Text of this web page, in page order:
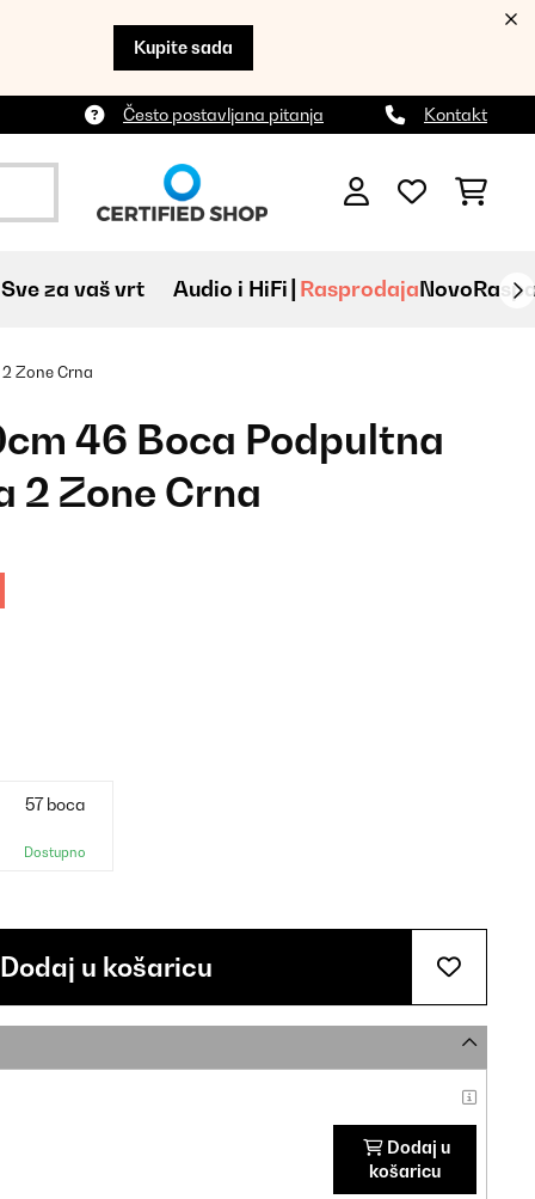
Kupite sada
Često postavljana pitanja Kontakt
Sve za vaš vrt Audio i HiFi RasprodajaNovo
Zone Crna
46 Boca Podpultna
2 Zone Crna
57 boca
Dostupno
Dodaj u košaricu
Dodaj u
košaricu